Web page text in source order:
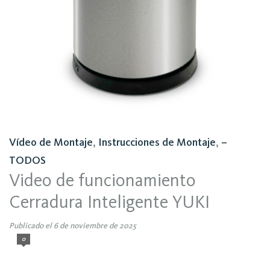
Vídeo de Montaje, Instrucciones de Montaje, –
TODOS
Video de funcionamiento
Cerradura Inteligente YUKI
Publicado el 6 de noviembre de 2025
0